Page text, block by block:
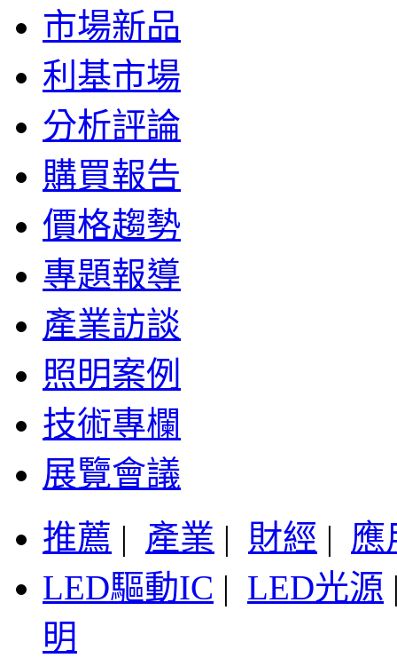
市場新品
利基市場
分析評論
購買報告
價格趨勢
專題報導
產業訪談
照明案例
技術專欄
展覽會議
推薦 | 產業 | 財經 | 應
LED驅動IC | LED光源
明